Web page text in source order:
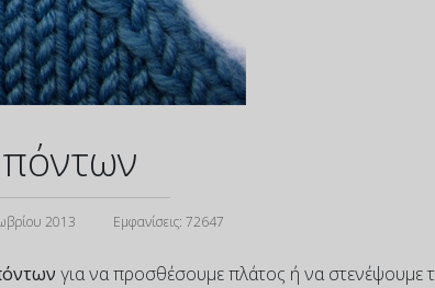
2013 Εμφανίσεις: 72647
για να προσθέσουμε πλάτος ή να στενέψουμε